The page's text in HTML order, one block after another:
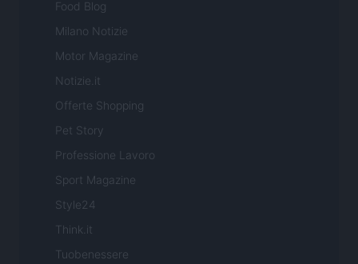
Food Blog
Milano Notizie
Motor Magazine
Notizie.it
Offerte Shopping
Pet Story
Professione Lavoro
Sport Magazine
Style24
Think.it
Tuobenessere